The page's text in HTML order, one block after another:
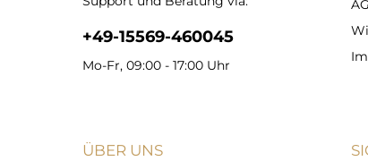
+49-15569-460045
Mo-Fr, 09:00 - 17:00 Uhr
ÜBER UNS